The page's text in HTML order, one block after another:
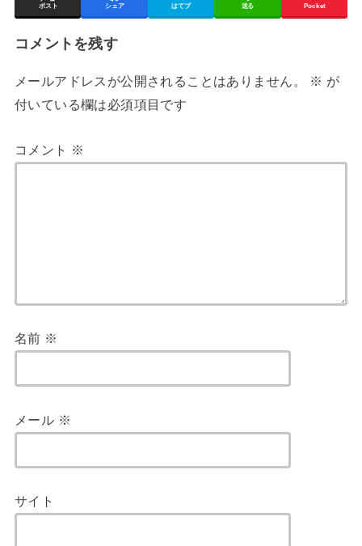
ポスト シェア はてブ 送る Pocket
コメントを残す
メールアドレスが公開されることはありません。 ※ が
付いている欄は必須項目です
コメント ※
名前 ※
メール ※
サイト